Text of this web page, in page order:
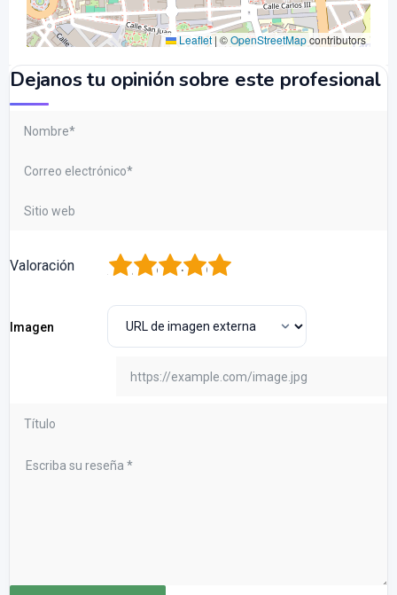
Leaflet| ©OpenStreetMapcontributors
Dejanos tu opinión sobre este profesional
Valoración 5
4
3
2
Imagen